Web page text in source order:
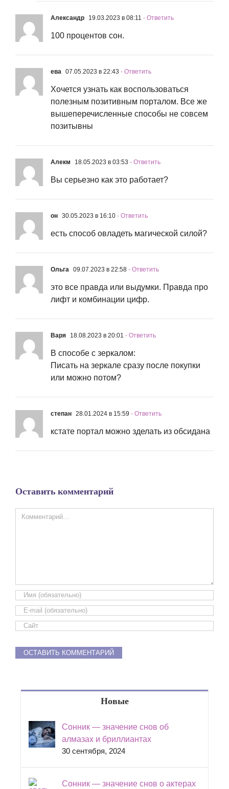
Александр 19.03.2023 в 08:11 - Ответить
100 процентов сон.
ева 07.05.2023 в 22:43 - Ответить
Хочется узнать как воспользоваться
полезным позитивным порталом. Все же
вышеперечисленные способы не совсем
позитывны
Алекм 18.05.2023 в 03:53 - Ответить
Вы серьезно как это работает?
он 30.05.2023 в 16:10 - Ответить
есть способ овладеть магической силой?
Ольга 09.07.2023 в 22:58 - Ответить
это все правда или выдумки. Правда про
лифт и комбинации цифр.
Варя 18.08.2023 в 20:01 - Ответить
В способе с зеркалом:
Писать на зеркале сразу после покупки
или можно потом?
степан 28.01.2024 в 15:59 - Ответить
кстате портал можно зделать из обсидана
Оставить комментарий
Comment
Новые
Сонник — значение снов об
алмазах и бриллиантах
30 сентября, 2024
Сонник — значение снов о актерах